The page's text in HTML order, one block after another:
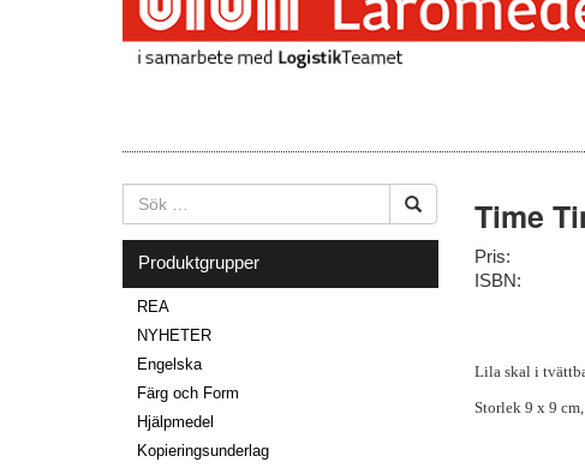
Produktgrupper
REA
NYHETER
Engelska
Färg och Form
Hjälpmedel
Kopieringsunderlag
Time
Pris:
ISBN:
Lila skal i
Storlek 9 x 9